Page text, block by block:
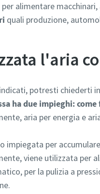
alimentare
quali produzione,
l'aria
potresti chiederti
ha due impieghi:
aria per energia e
impiegata per
viene utilizzata per
per la pulizia a